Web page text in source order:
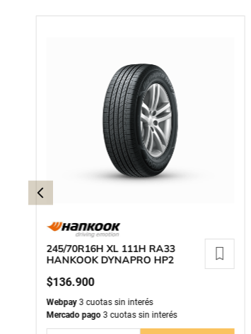
245/70R16H XL 111H RA33
HANKOOK DYNAPRO HP2
$136.900
Webpay3 cuotas sin interés
Mercado pago3 cuotas sin interés